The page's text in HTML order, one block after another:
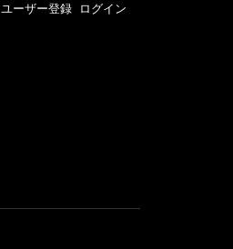
ユーザー登録 ログイン